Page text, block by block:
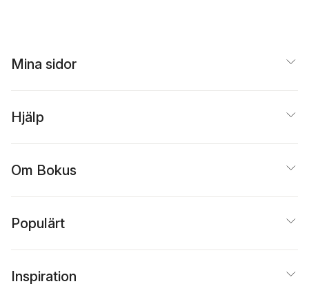
Mina sidor
Hjälp
Om Bokus
Populärt
Inspiration